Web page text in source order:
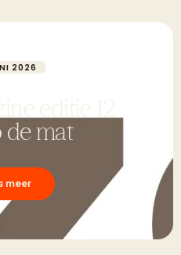
2026
editie 12
de mat
meer